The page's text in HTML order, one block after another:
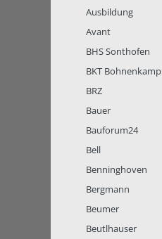
Ausbildung
Avant
BHS Sonthofen
BKT Bohnenkamp
BRZ
Bauer
Bauforum24
Bell
Benninghoven
Bergmann
Beumer
Beutlhauser